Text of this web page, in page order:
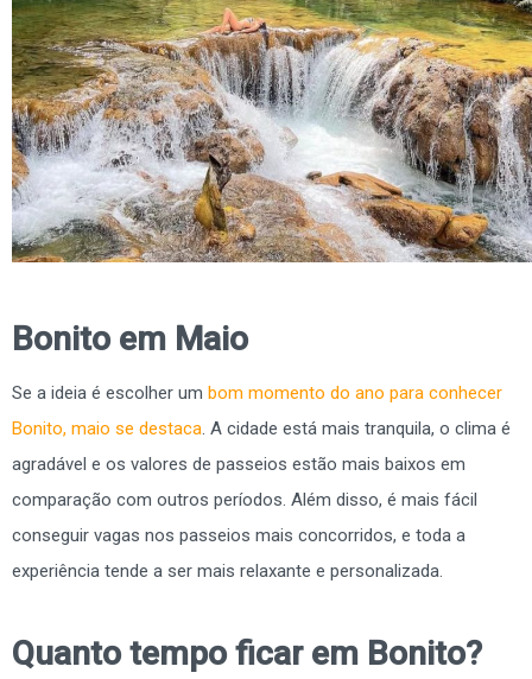
Bonito em Maio
Se a ideia é escolher um bom momento do ano para conhecer
Bonito, maio se destaca. A cidade está mais tranquila, o clima é
agradável e os valores de passeios estão mais baixos em
comparação com outros períodos. Além disso, é mais fácil
conseguir vagas nos passeios mais concorridos, e toda a
experiência tende a ser mais relaxante e personalizada.
Quanto tempo ficar em Bonito?